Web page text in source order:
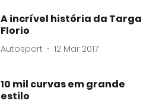
A incrível história da Targa
Florio
Autosport 12 Mar 2017
10 mil curvas em grande
estilo